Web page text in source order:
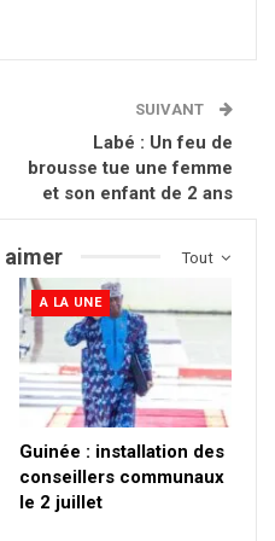
SUIVANT
Labé : Un feu de
brousse tue une femme
et son enfant de 2 ans
Tout
aimer
A LA UNE
Guinée : installation des
conseillers communaux
le 2 juillet